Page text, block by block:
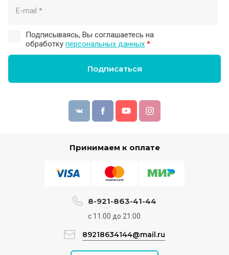
Подписываясь, Вы соглашаетесь на
обработку персональных данных *
Подписаться
Принимаем к оплате
8-921-863-41-44
с 11:00 до 21:00
89218634144@mail.ru